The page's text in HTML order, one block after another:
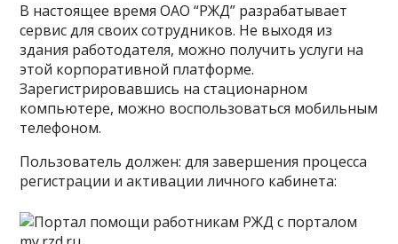
В настоящее время ОАО “РЖД” разрабатывает
сервис для своих сотрудников. Не выходя из
здания работодателя, можно получить услуги на
этой корпоративной платформе.
Зарегистрировавшись на стационарном
компьютере, можно воспользоваться мобильным
телефоном.
Пользователь должен: для завершения процесса
регистрации и активации личного кабинета: